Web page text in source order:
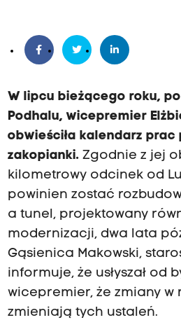
W lipcu bieżącego roku,
Podhalu, wicepremier
obwieściła kalendarz prac
zakopianki.Zgodnie z jej
kilometrowy odcinek od
powinien zostać
a tunel, projektowany
modernizacji, dwa lata
Gąsienica Makowski,
informuje, że usłyszał od
wicepremier, że zmiany w
zmieniają tych ustaleń.